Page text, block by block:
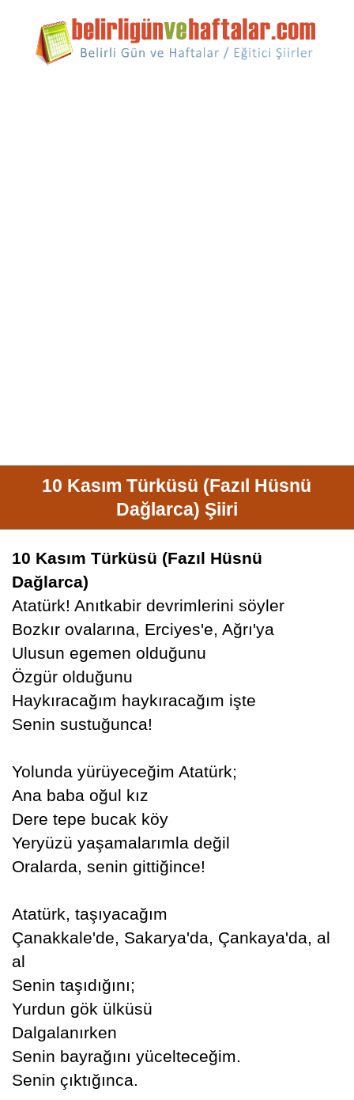
10 Kasım Türküsü (Fazıl Hüsnü
Dağlarca) Şiiri
10 Kasım Türküsü (Fazıl Hüsnü
Dağlarca)
Atatürk! Anıtkabir devrimlerini söyler
Bozkır ovalarına, Erciyes'e, Ağrı'ya
Ulusun egemen olduğunu
Özgür olduğunu
Haykıracağım haykıracağım işte
Senin sustuğunca!
Yolunda yürüyeceğim Atatürk;
Ana baba oğul kız
Dere tepe bucak köy
Yeryüzü yaşamalarımla değil
Oralarda, senin gittiğince!
Atatürk, taşıyacağım
Çanakkale'de, Sakarya'da, Çankaya'da, al
al
Senin taşıdığını;
Yurdun gök ülküsü
Dalgalanırken
Senin bayrağını yücelteceğim.
Senin çıktığınca.